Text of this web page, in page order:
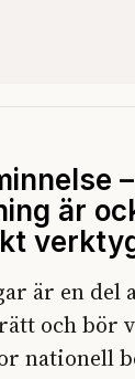
–
är
är en del
och bör
nationell